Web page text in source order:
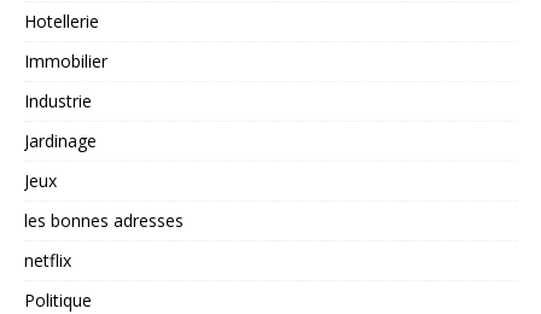
Hotellerie
Immobilier
Industrie
Jardinage
Jeux
les bonnes adresses
netflix
Politique